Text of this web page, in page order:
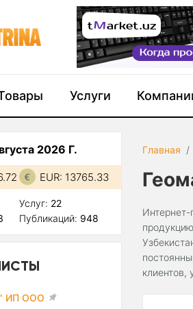
Услуги
Главная
клиентов,
2026 Г.
EUR: 13765.33
Услуг: 22
Публикаций: 948
ИП ООО